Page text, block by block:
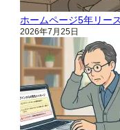
ホームページ5年リー
2026年7月25日